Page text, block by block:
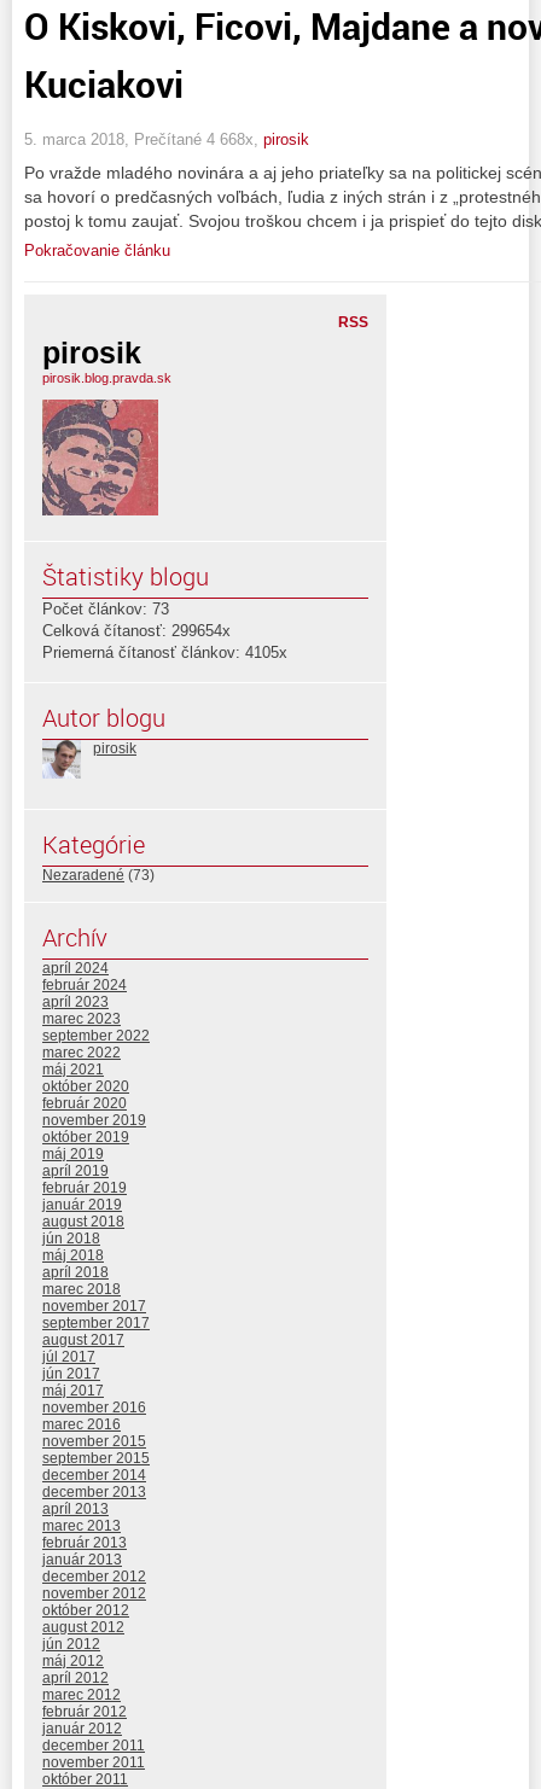
O Kiskovi, Ficovi, Majdane a
Kuciakovi
5. marca 2018, Prečítané 4 668x, pirosik
Po vražde mladého novinára a aj jeho priateľky sa na politickej
sa hovorí o predčasných voľbách, ľudia z iných strán i z
postoj k tomu zaujať. Svojou troškou chcem i ja prispieť do tejto
Pokračovanie článku
RSS
pirosik
pirosik.blog.pravda.sk
Štatistiky blogu
Počet článkov: 73
Celková čítanosť: 299654x
Priemerná čítanosť článkov: 4105x
Autor blogu
pirosik
Kategórie
Nezaradené (73)
Archív
apríl 2024
február 2024
apríl 2023
marec 2023
september 2022
marec 2022
máj 2021
október 2020
február 2020
november 2019
október 2019
máj 2019
apríl 2019
február 2019
január 2019
august 2018
jún 2018
máj 2018
apríl 2018
marec 2018
november 2017
september 2017
august 2017
júl 2017
jún 2017
máj 2017
november 2016
marec 2016
november 2015
september 2015
december 2014
december 2013
apríl 2013
marec 2013
február 2013
január 2013
december 2012
november 2012
október 2012
august 2012
jún 2012
máj 2012
apríl 2012
marec 2012
február 2012
január 2012
december 2011
november 2011
október 2011